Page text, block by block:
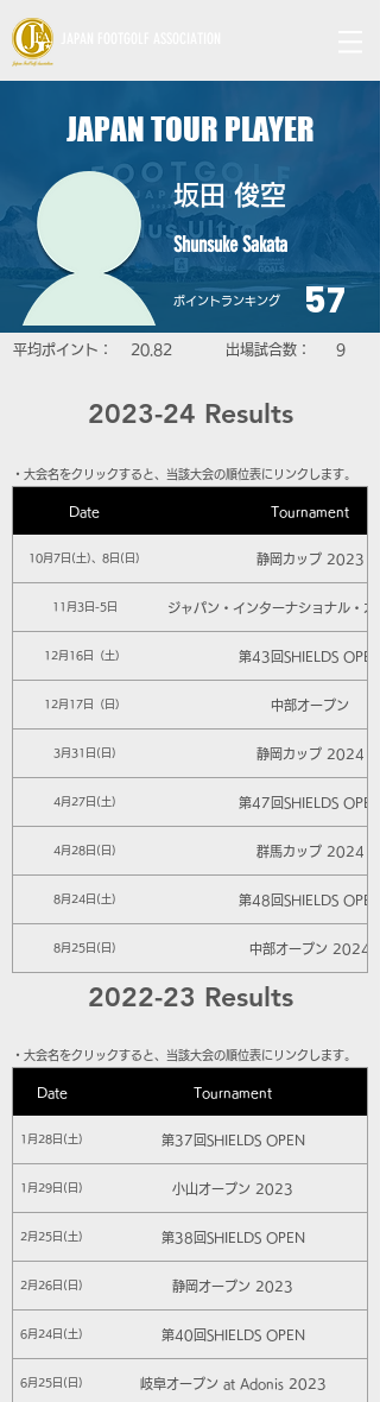
JAPAN TOUR PLAYER
坂田 俊空
Shunsuke Sakata
​ポイントランキング 57
平均ポイント： 20.82 ​出場試合数： 9
2023-24 Results
​・大会名をクリックすると、当該大会の順位表にリンクします。
Date Tournament
10月7日(土)、8日(日) 静岡カップ 2023
11月3日-5日 ジャパン・インターナショナル・
12月16日（土） 第43回SHIELDS OPEN
12月17日（日） 中部オープン
3月31日(日) 静岡カップ 2024
4月27日(土) 第47回SHIELDS OPEN
4月28日(日) 群馬カップ 2024
8月24日(土) 第48回SHIELDS OPEN
8月25日(日) 中部オープン 2024
2022-23 Results
​・大会名をクリックすると、当該大会の順位表にリンクします。
Date Tournament
1月28日(土) 第37回SHIELDS OPEN
1月29日(日) 小山オープン 2023
2月25日(土) 第38回SHIELDS OPEN
2月26日(日) 静岡オープン 2023
6月24日(土) 第40回SHIELDS OPEN
6月25日(日) 岐阜オープン at Adonis 2023